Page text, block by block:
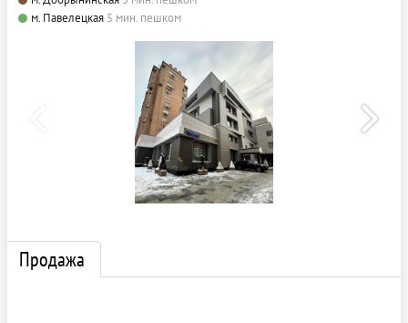
м. Павелецкая 5 мин. пешком
Продажа